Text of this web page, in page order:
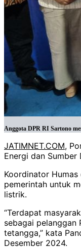
Anggota DPR RI Sartono
JATIMNET.COM,
Energi dan Sumber
Koordinator
pemerintah untuk
listrik.
“Terdapat
sebagai pelanggan
tetangga,” kata
Desember 2024.